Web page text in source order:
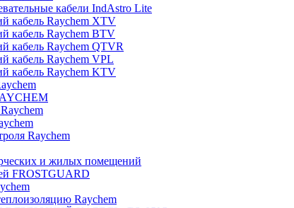
кабели IndAstro Lite
кабель Raychem XTV
кабель Raychem BTV
кабель Raychem QTVR
кабель Raychem VPL
кабель Raychem KTV
Raychem
и жилых помещений
FROSTGUARD
Raychem